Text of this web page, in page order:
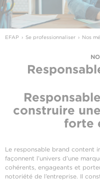
EFAP Se professionnaliser Nos
construire
forte
Le responsable brand content
façonnent l’univers d’une
cohérents, engageants et
notoriété de l’entreprise. Il